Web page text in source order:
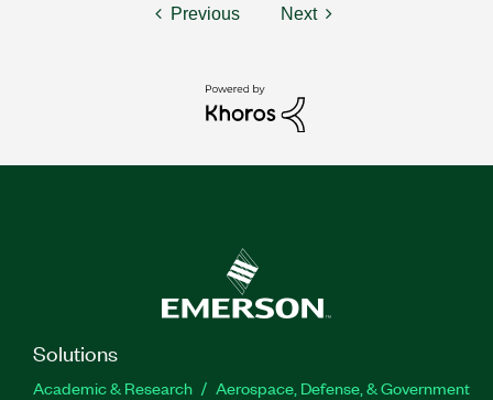
Previous Next
Solutions
Academic & Research
Aerospace, Defense, & Government